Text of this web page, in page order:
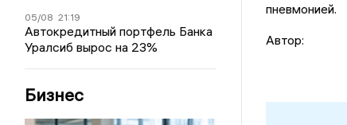
05/08 21:19
Автокредитный портфель Банка
Уралсиб вырос на 23%
Бизнес
пневмонией.
Автор: